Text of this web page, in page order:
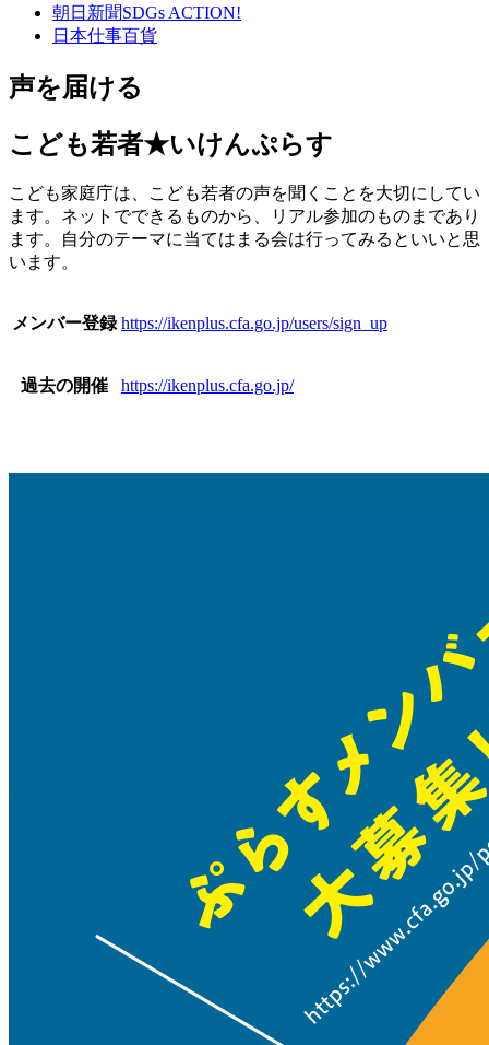
朝日新聞SDGs ACTION!
日本仕事百貨
声を届ける
こども若者★いけんぷらす
こども家庭庁は、こども若者の声を聞くことを大切にしてい
ます。ネットでできるものから、リアル参加のものまであり
ます。自分のテーマに当てはまる会は行ってみるといいと思
います。
メンバー登録 https://ikenplus.cfa.go.jp/users/sign_up
過去の開催 https://ikenplus.cfa.go.jp/